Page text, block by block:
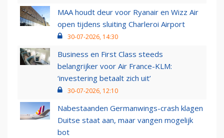
MAA houdt deur voor Ryanair en Wizz Air
open tijdens sluiting Charleroi Airport
30-07-2026, 14:30
Business en First Class steeds
belangrijker voor Air France-KLM:
‘investering betaalt zich uit’
30-07-2026, 12:10
Nabestaanden Germanwings-crash klagen
Duitse staat aan, maar vangen mogelijk
bot